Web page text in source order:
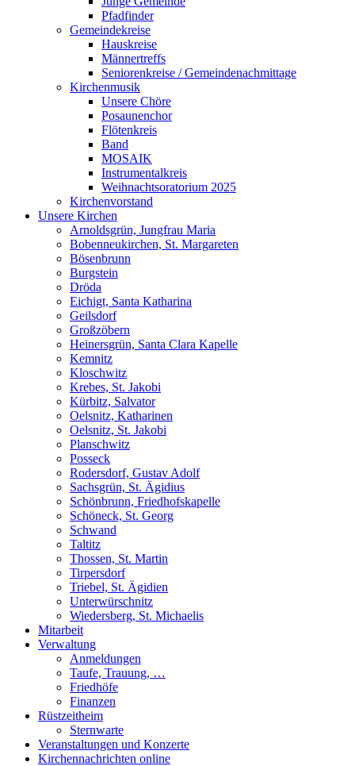
Pfadfinder
Gemeindekreise
Hauskreise
Männertreffs
Seniorenkreise / Gemeindenachmittage
Kirchenmusik
Unsere Chöre
Posaunenchor
Flötenkreis
Band
MOSAIK
Instrumentalkreis
Weihnachtsoratorium 2025
Kirchenvorstand
Unsere Kirchen
Arnoldsgrün, Jungfrau Maria
Bobenneukirchen, St. Margareten
Bösenbrunn
Burgstein
Dröda
Eichigt, Santa Katharina
Geilsdorf
Großzöbern
Heinersgrün, Santa Clara Kapelle
Kemnitz
Kloschwitz
Krebes, St. Jakobi
Kürbitz, Salvator
Oelsnitz, Katharinen
Oelsnitz, St. Jakobi
Planschwitz
Posseck
Rodersdorf, Gustav Adolf
Sachsgrün, St. Ägidius
Schönbrunn, Friedhofskapelle
Schöneck, St. Georg
Schwand
Taltitz
Thossen, St. Martin
Tirpersdorf
Triebel, St. Ägidien
Unterwürschnitz
Wiedersberg, St. Michaelis
Mitarbeit
Verwaltung
Anmeldungen
Taufe, Trauung, …
Friedhöfe
Finanzen
Rüstzeitheim
Sternwarte
Veranstaltungen und Konzerte
Kirchennachrichten online